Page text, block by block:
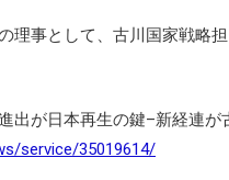
理事として、古川国家戦略
が日本再生の鍵–新経連が
service/35019614/